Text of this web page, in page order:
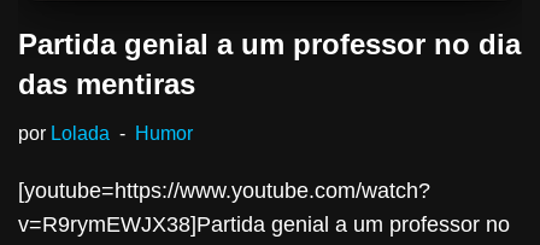
Partida genial a um professor no dia
das mentiras
por Lolada Humor
[youtube=https://www.youtube.com/watch?
v=R9rymEWJX38]Partida genial a um professor no